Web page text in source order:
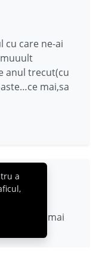
care ne-ai
anul trecut(cu
mai,sa
clienţi cât mai
a